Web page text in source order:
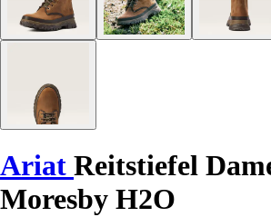
Ariat Reitstiefel
Moresby H2O